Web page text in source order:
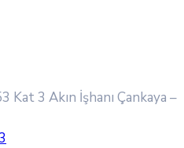
Kat 3 Akın İşhanı Çankaya –